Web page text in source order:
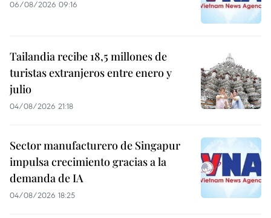
06/08/2026 09:16
Tailandia recibe 18,5 millones de
turistas extranjeros entre enero y
julio
04/08/2026 21:18
Sector manufacturero de Singapur
impulsa crecimiento gracias a la
demanda de IA
04/08/2026 18:25